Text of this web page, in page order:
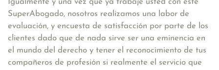
Igualmente y una vez que ya trabaje usted con este
SuperAbogado, nosotros realizamos una labor de
evaluación, y encuesta de satisfacción por parte de los
clientes dado que de nada sirve ser una eminencia en
el mundo del derecho y tener el reconocimiento de tus
compañeros de profesión si realmente el servicio que